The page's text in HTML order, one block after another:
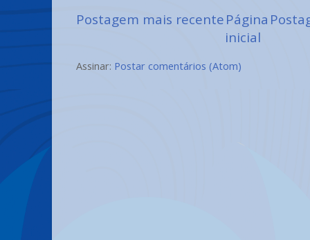
Postagem mais recentePágina
inicial
Assinar: Postar comentários (Atom)